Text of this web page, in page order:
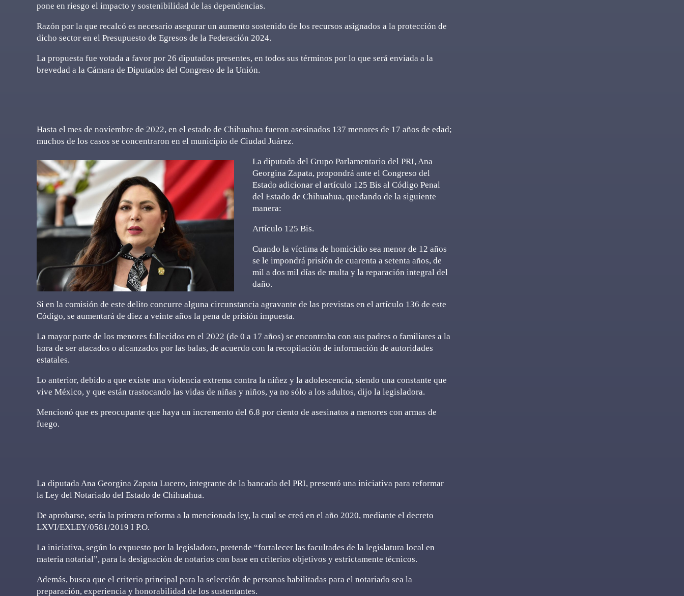
pone en riesgo el impacto y sostenibilidad de las dependencias.
Razón por la que recalcó es necesario asegurar un aumento sostenido de los recursos asignados a la protección de
dicho sector en el Presupuesto de Egresos de la Federación 2024.
La propuesta fue votada a favor por 26 diputados presentes, en todos sus términos por lo que será enviada a la
brevedad a la Cámara de Diputados del Congreso de la Unión.
Hasta el mes de noviembre de 2022, en el estado de Chihuahua fueron asesinados 137 menores de 17 años de edad;
muchos de los casos se concentraron en el municipio de Ciudad Juárez.
La diputada del Grupo Parlamentario del PRI, Ana
Georgina Zapata, propondrá ante el Congreso del
Estado adicionar el artículo 125 Bis al Código Penal
del Estado de Chihuahua, quedando de la siguiente
manera:
Artículo 125 Bis.
Cuando la víctima de homicidio sea menor de 12 años
se le impondrá prisión de cuarenta a setenta años, de
mil a dos mil días de multa y la reparación integral del
daño.
Si en la comisión de este delito concurre alguna circunstancia agravante de las previstas en el artículo 136 de este
Código, se aumentará de diez a veinte años la pena de prisión impuesta.
La mayor parte de los menores fallecidos en el 2022 (de 0 a 17 años) se encontraba con sus padres o familiares a la
hora de ser atacados o alcanzados por las balas, de acuerdo con la recopilación de información de autoridades
estatales.
Lo anterior, debido a que existe una violencia extrema contra la niñez y la adolescencia, siendo una constante que
vive México, y que están trastocando las vidas de niñas y niños, ya no sólo a los adultos, dijo la legisladora.
Mencionó que es preocupante que haya un incremento del 6.8 por ciento de asesinatos a menores con armas de
fuego.
La diputada Ana Georgina Zapata Lucero, integrante de la bancada del PRI, presentó una iniciativa para reformar
la Ley del Notariado del Estado de Chihuahua.
De aprobarse, sería la primera reforma a la mencionada ley, la cual se creó en el año 2020, mediante el decreto
LXVI/EXLEY/0581/2019 I P.O.
La iniciativa, según lo expuesto por la legisladora, pretende “fortalecer las facultades de la legislatura local en
materia notarial”, para la designación de notarios con base en criterios objetivos y estrictamente técnicos.
Además, busca que el criterio principal para la selección de personas habilitadas para el notariado sea la
preparación, experiencia y honorabilidad de los sustentantes.